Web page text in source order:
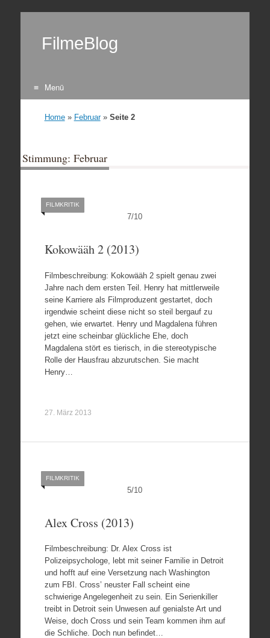
FilmeBlog
Menü
Home» Februar» Seite 2
Stimmung: Februar
7/10
FILMKRITIK
Kokowääh 2 (2013)
Filmbeschreibung: Kokowääh 2 spielt genau zwei
Jahre nach dem ersten Teil. Henry hat mittlerweile
seine Karriere als Filmproduzent gestartet, doch
irgendwie scheint diese nicht so steil bergauf zu
gehen, wie erwartet. Henry und Magdalena führen
jetzt eine scheinbar glückliche Ehe, doch
Magdalena stört es tierisch, in die stereotypische
Rolle der Hausfrau abzurutschen. Sie macht
Henry…
27. März 2013
5/10
FILMKRITIK
Alex Cross (2013)
Filmbeschreibung: Dr. Alex Cross ist
Polizeipsychologe, lebt mit seiner Familie in Detroit
und hofft auf eine Versetzung nach Washington
zum FBI. Cross’ neuster Fall scheint eine
schwierige Angelegenheit zu sein. Ein Serienkiller
treibt in Detroit sein Unwesen auf genialste Art und
Weise, doch Cross und sein Team kommen ihm auf
die Schliche. Doch nun befindet…